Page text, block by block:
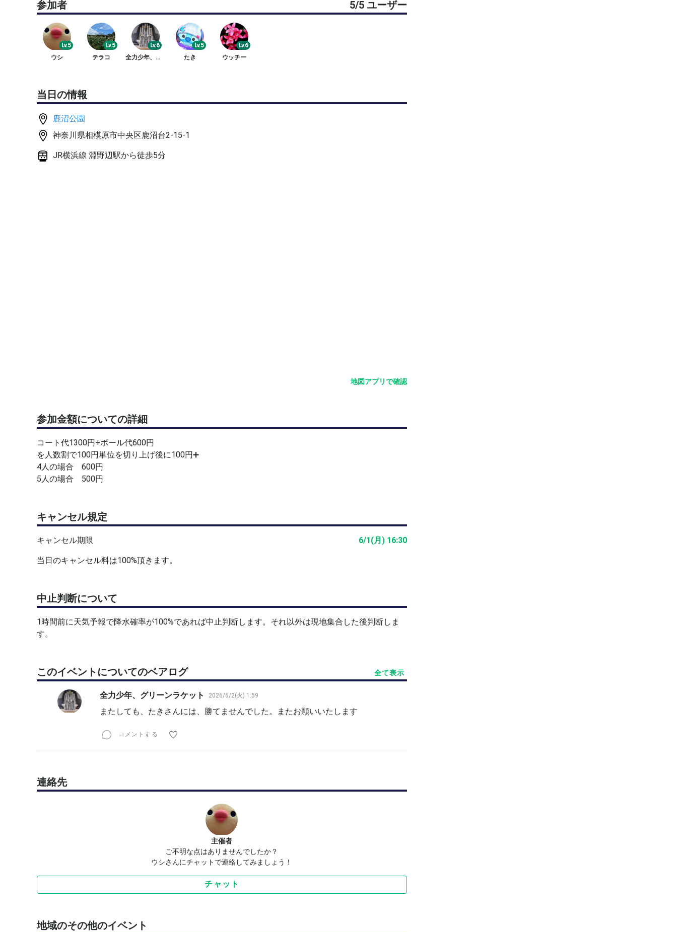
参加者 5/5 ユーザー
Lv.5
ウシ
Lv.5
テラコ
Lv.6
全力少年、グリーンラケット
Lv.5
たき
Lv.6
ウッチー
当日の情報
鹿沼公園
神奈川県相模原市中央区鹿沼台2-15-1
JR横浜線 淵野辺駅から徒歩5分
地図アプリで確認
参加金額についての詳細
コート代1300円+ボール代600円
を人数割で100円単位を切り上げ後に100円➕
4人の場合 600円
5人の場合 500円
キャンセル規定
キャンセル期限 6/1(月) 16:30
当日のキャンセル料は100%頂きます。
中止判断について
1時間前に天気予報で降水確率が100%であれば中止判断します。それ以外は現地集合した後判断しま
す。
このイベントについてのベアログ 全て表示
全力少年、グリーンラケット 2026/6/2(火) 1:59
またしても、たきさんには、勝てませんでした。またお願いいたします
コメントする
連絡先
主催者
ご不明な点はありませんでしたか？
ウシさんにチャットで連絡してみましょう！
チャット
地域のその他のイベント